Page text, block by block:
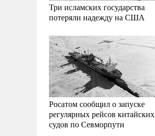
Три исламских государства
потеряли надежду на США
Росатом сообщил о запуске
регулярных рейсов китайских
судов по Севморпути